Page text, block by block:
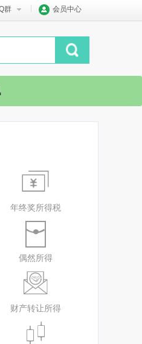
群 会员中心
年终奖所得税
偶然所得
财产转让所得